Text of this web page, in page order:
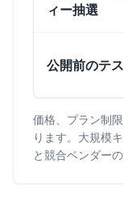
ィー抽選
公開前のテ
価格、プラン制
ります。大規模
と競合ベンダー